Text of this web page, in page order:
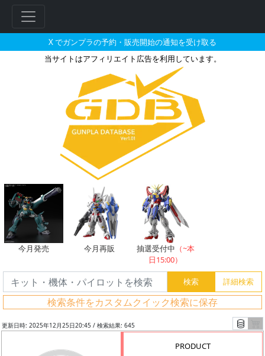
X でガンプラの予約・販売開始の通知を受け取る
当サイトはアフィリエイト広告を利用しています。
RG 1/144 デスティニーガンダム
今月発売 今月再販 抽選受付中 （~本
日15:00）
検索条件をカスタムクイック検索に保存
更新日時: 2025年12月25日20:45 / 検索結果: 645
PRODUCT